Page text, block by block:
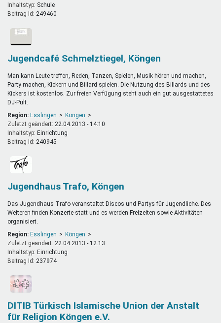
Inhaltstyp:
schule
Beitrag Id: 249460
Jugendcafé Schmelztiegel, Köngen
Man kann Leute treffen, Reden, Tanzen, Spielen, Musik hören und machen,
Party machen, Kickern und Billard spielen. Die Nutzung des Billards und des
Kickers ist kostenlos. Zur freien Verfügung steht auch ein gut ausgestattetes
DJ-Pult.
Region: Esslingen
Köngen
Zuletzt geändert: 22.04.2013 - 14:10
Inhaltstyp:
einrichtung
Beitrag Id: 240945
Jugendhaus Trafo, Köngen
Das Jugendhaus Trafo veranstaltet Discos und Partys für Jugendliche. Des
Weiteren finden Konzerte statt und es werden Freizeiten sowie Aktivitäten
organisiert.
Region: Esslingen
Köngen
Zuletzt geändert: 22.04.2013 - 12:13
Inhaltstyp:
einrichtung
Beitrag Id: 237974
DITIB Türkisch Islamische Union der Anstalt
für Religion Köngen e.V.